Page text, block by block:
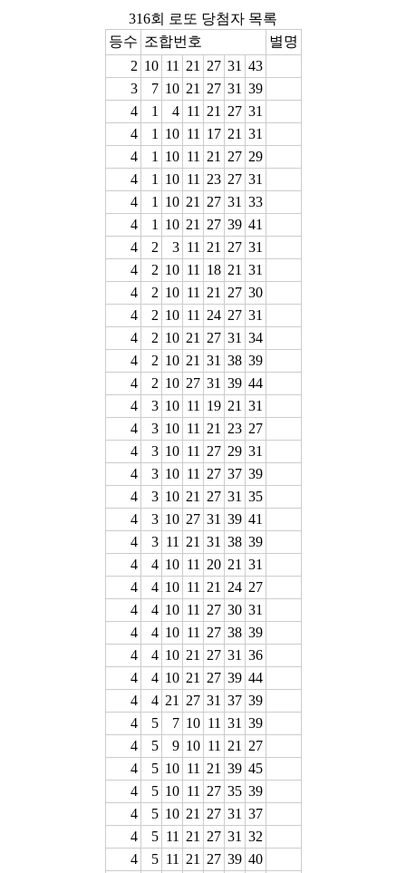
316회 로또 당첨자 목록
등수 조합번호
별명
2 10 11 21 27 31 43
3
7 10 21 27 31 39
4
1 4 11 21 27 31
4
1 10 11 17 21 31
4
1 10 11 21 27 29
4
1 10 11 23 27 31
4
1 10 21 27 31 33
4
1 10 21 27 39 41
4
2 3 11 21 27 31
4
2 10 11 18 21 31
4
2 10 11 21 27 30
4
2 10 11 24 27 31
4
2 10 21 27 31 34
4
2 10 21 31 38 39
4
2 10 27 31 39 44
4
3 10 11 19 21 31
4
3 10 11 21 23 27
4
3 10 11 27 29 31
4
3 10 11 27 37 39
4
3 10 21 27 31 35
4
3 10 27 31 39 41
4
3 11 21 31 38 39
4
4 10 11 20 21 31
4
4 10 11 21 24 27
4
4 10 11 27 30 31
4
4 10 11 27 38 39
4
4 10 21 27 31 36
4
4 10 21 27 39 44
4
4 21 27 31 37 39
4
5 7 10 11 31 39
4
5 9 10 11 21
27
4
5 10 11 21 39 45
4
5 10 11 27 35 39
4
5 10 21 27 31 37
4
5 11 21 27 31 32
4
5 11 21 27 39 40